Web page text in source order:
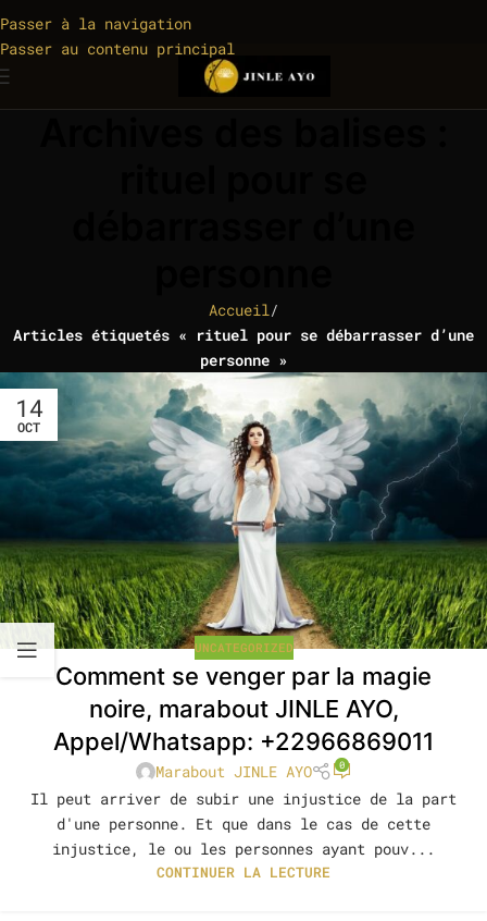
Passer à la navigation
Passer au contenu principal
Accueil/
Articles étiquetés « rituel pour se débarrasser d’une
personne »
14
OCT
UNCATEGORIZED
Comment se venger par la magie
noire, marabout JINLE AYO,
Appel/Whatsapp: +22966869011
Marabout JINLE AYO 0
Il peut arriver de subir une injustice de la part
d'une personne. Et que dans le cas de cette
injustice, le ou les personnes ayant pouv...
CONTINUER LA LECTURE